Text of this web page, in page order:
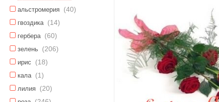
альстромерия (40)
гвоздика (14)
гербера (60)
зелень (206)
ирис (18)
кала (1)
лилия (20)